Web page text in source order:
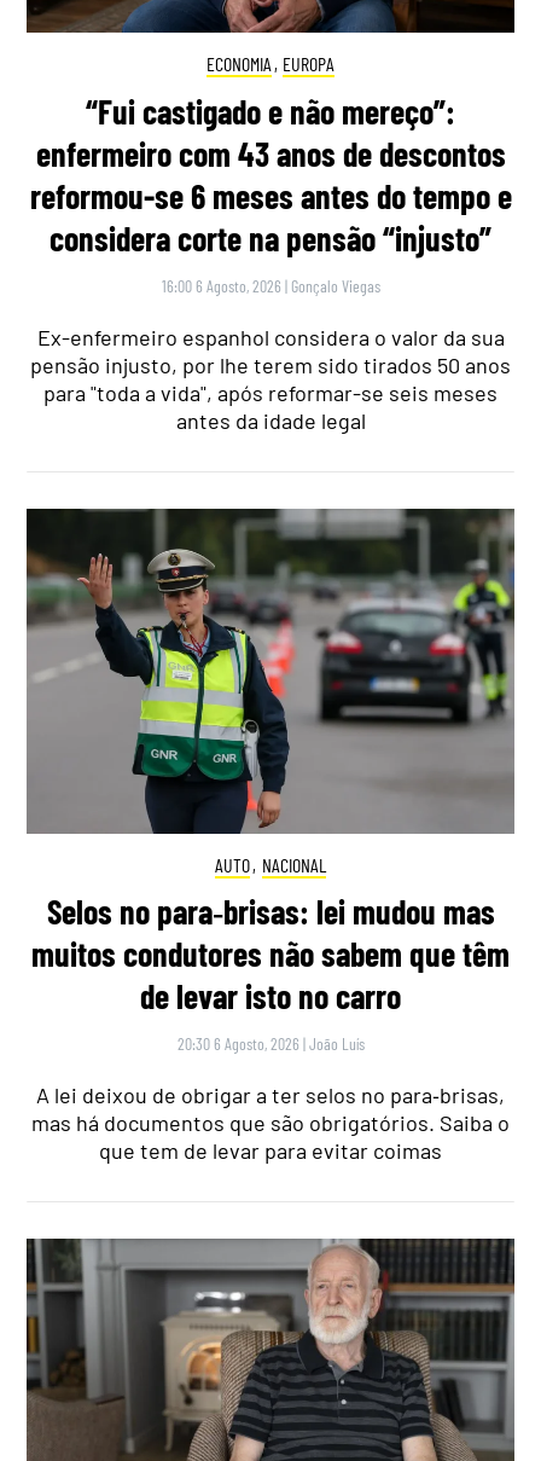
ECONOMIA , EUROPA
“Fui castigado e não mereço”:
enfermeiro com 43 anos de descontos
reformou-se 6 meses antes do tempo e
considera corte na pensão “injusto”
16:00 6 Agosto, 2026 | Gonçalo Viegas
Ex-enfermeiro espanhol considera o valor da sua
pensão injusto, por lhe terem sido tirados 50 anos
para "toda a vida", após reformar-se seis meses
antes da idade legal
AUTO, NACIONAL
Selos no para‑brisas: lei mudou mas
muitos condutores não sabem que têm
de levar isto no carro
20:30 6 Agosto, 2026 |João Luís
A lei deixou de obrigar a ter selos no para‑brisas,
mas há documentos que são obrigatórios. Saiba o
que tem de levar para evitar coimas